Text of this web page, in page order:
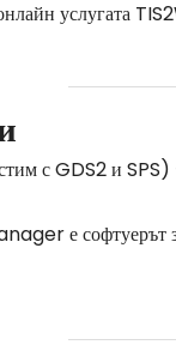
услугата
с GDS2 и
е софтуерът